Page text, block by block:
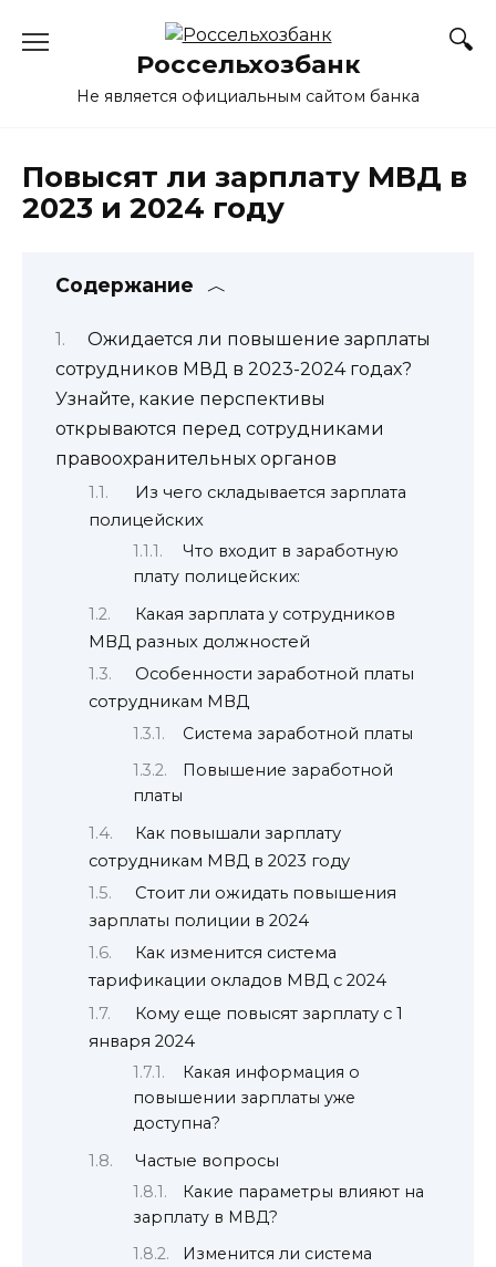
Россельхозбанк
Не является официальным сайтом банка
Повысят ли зарплату МВД в
2023 и 2024 году
Содержание
Ожидается ли повышение зарплаты
сотрудников МВД в 2023-2024 годах?
Узнайте, какие перспективы
открываются перед сотрудниками
правоохранительных органов
Из чего складывается зарплата
полицейских
Что входит в заработную
плату полицейских:
Какая зарплата у сотрудников
МВД разных должностей
Особенности заработной платы
сотрудникам МВД
Система заработной платы
Повышение заработной
платы
Как повышали зарплату
сотрудникам МВД в 2023 году
Стоит ли ожидать повышения
зарплаты полиции в 2024
Как изменится система
тарификации окладов МВД с 2024
Кому еще повысят зарплату с 1
января 2024
Какая информация о
повышении зарплаты уже
доступна?
Частые вопросы
Какие параметры влияют на
зарплату в МВД?
Изменится ли система